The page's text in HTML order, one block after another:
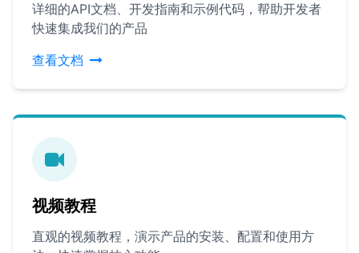
详细的API文档、开发指南和示例代码，帮助开发者
快速集成我们的产品
查看文档
视频教程
直观的视频教程，演示产品的安装、配置和使用方